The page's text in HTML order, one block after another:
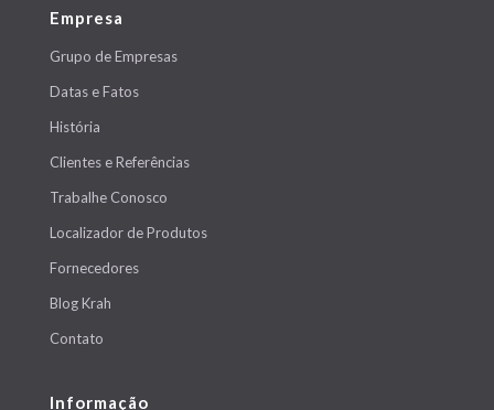
Empresa
Grupo de Empresas
Datas e Fatos
História
Clientes e Referências
Trabalhe Conosco
Localizador de Produtos
Fornecedores
Blog Krah
Contato
Informação